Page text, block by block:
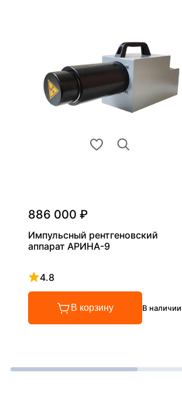
886 000 ₽
Импульсный рентгеновский
аппарат АРИНА-9
4.8
Рейтинг 4.8 из 5
В корзину В наличии